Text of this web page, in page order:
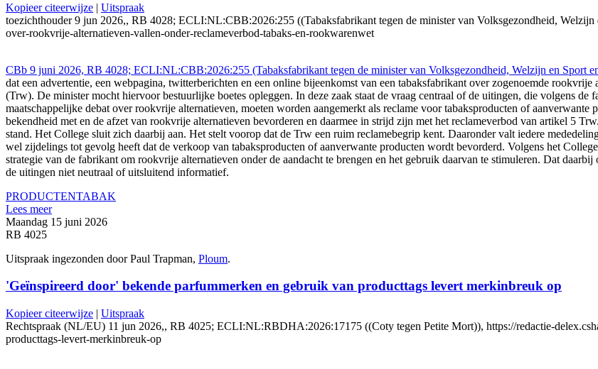
Kopieer citeerwijze | Uitspraak
toezichthouder 9 jun 2026,, RB 4028; ECLI:NL:CBB:2026:255 ((Tabaksfabrikant tegen de minister van Volksgezondheid,
over-rookvrije-alternatieven-vallen-onder-reclameverbod-tabaks-en-rookwarenwet
CBb 9 juni 2026, RB 4028; ECLI:NL:CBB:2026:255 (Tabaksfabrikant tegen de minister van Volksgezondheid, Welzijn en Sport
dat een advertentie, een webpagina, twitterberichten en een online bijeenkomst van een tabaksfabrikant over zogenoemde
(Trw). De minister mocht hiervoor bestuurlijke boetes opleggen. In deze zaak staat de vraag centraal of de uitingen, die volgens
maatschappelijke debat over rookvrije alternatieven, moeten worden aangemerkt als reclame voor tabaksproducten of
bekendheid met en de afzet van rookvrije alternatieven bevorderen en daarmee in strijd zijn met het reclameverbod van artikel 5
stand. Het College sluit zich daarbij aan. Het stelt voorop dat de Trw een ruim reclamebegrip kent. Daaronder valt iedere
wel zijdelings tot gevolg heeft dat de verkoop van tabaksproducten of aanverwante producten wordt bevorderd. Volgens het
strategie van de fabrikant om rookvrije alternatieven onder de aandacht te brengen en het gebruik daarvan te stimuleren. Dat
de uitingen niet neutraal of uitsluitend informatief.
PRODUCTENTABAK
Lees meer
Maandag 15 juni 2026
RB 4025
Uitspraak ingezonden door Paul Trapman, Ploum.
'Geïnspireerd door' bekende parfummerken en gebruik van producttags levert merkinbreuk op
Kopieer citeerwijze | Uitspraak
Rechtspraak (NL/EU) 11 jun 2026,, RB 4025; ECLI:NL:RBDHA:2026:17175 ((Coty tegen Petite Mort)), https://redactie-
producttags-levert-merkinbreuk-op